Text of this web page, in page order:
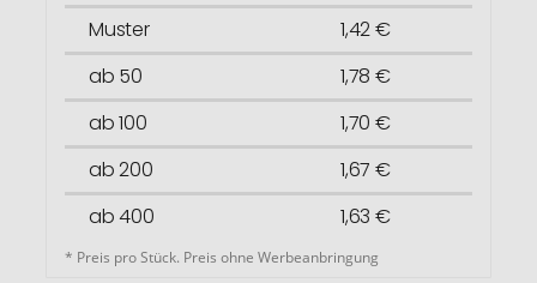
Muster
1,42 €
ab 50
1,78 €
ab 100
1,70 €
ab 200
1,67 €
ab 400
1,63 €
* Preis pro Stück. Preis ohne Werbeanbringung